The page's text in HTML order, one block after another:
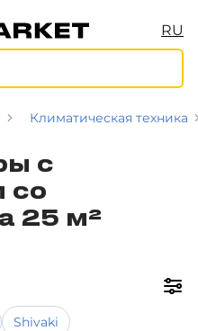
RU
Климатическая техника
с
со
25 м²
Shivaki